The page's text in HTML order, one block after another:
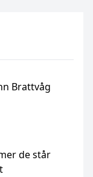
Brattvåg
de står